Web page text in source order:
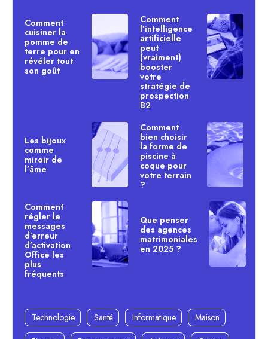
Comment
cuisiner la
pomme de
terre pour en
révéler tout
son goût
Comment
l’intelligence
artificielle
peut
(vraiment)
booster
votre
stratégie de
prospection
B2
Les bijoux
comme
miroir de
l’âme
Comment
bien choisir
la forme de
piscine à
coque pour
votre terrain
?
Comment
régler le
messages
d’erreur
d’activation
Office les
plus
fréquents
Que penser
des agences
matrimoniales
en 2025 ?
Technologie Santé Informatique
Maison